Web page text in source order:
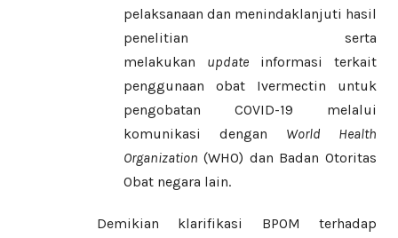
pelaksanaan dan menindaklanjuti hasil
penelitian serta
melakukan update informasi terkait
penggunaan obat Ivermectin untuk
pengobatan COVID-19 melalui
komunikasi dengan World Health
Organization (WHO) dan Badan Otoritas
Obat negara lain.
Demikian klarifikasi BPOM terhadap